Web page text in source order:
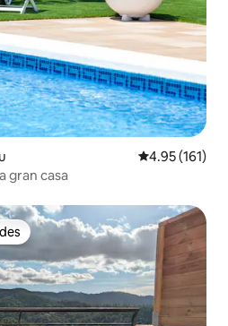
Calificación
4.95 (161)
gran casa
preferido